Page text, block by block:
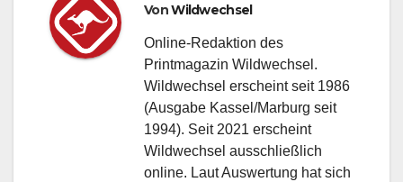
VonWildwechsel
Online-Redaktion des
Printmagazin Wildwechsel.
Wildwechsel erscheint seit 1986
(Ausgabe Kassel/Marburg seit
1994). Seit 2021 erscheint
Wildwechsel ausschließlich
online. Laut Auswertung hat sich